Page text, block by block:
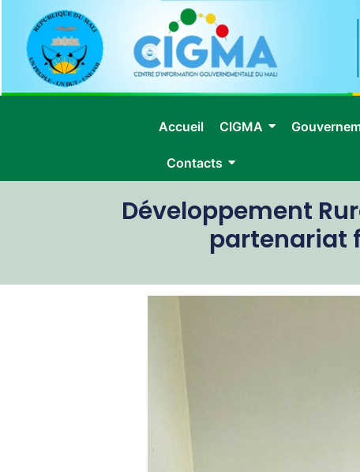
Accueil CIGMA
Contacts
Développement
partenariat